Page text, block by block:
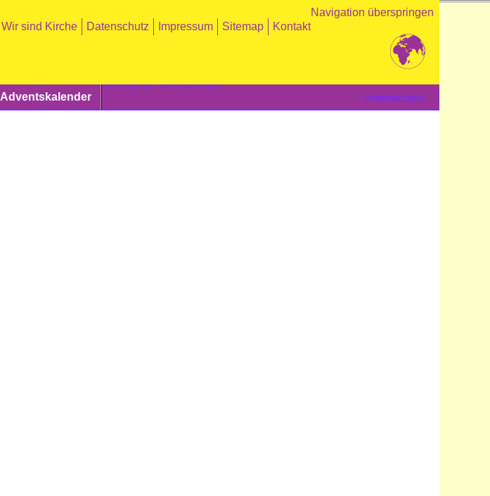
Navigation überspringen
Wir sind Kirche
Datenschutz Impressum Sitemap Kontakt
International
Navigation überspringen
Adventskalender